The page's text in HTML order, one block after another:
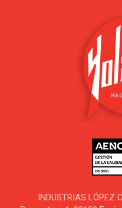
INDUSTRIAS LÓPEZ